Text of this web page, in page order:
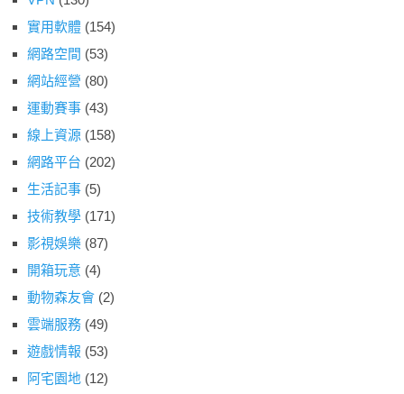
實用軟體 (154)
網路空間 (53)
網站經營 (80)
運動賽事 (43)
線上資源 (158)
網路平台 (202)
生活記事 (5)
技術教學 (171)
影視娛樂 (87)
開箱玩意 (4)
動物森友會 (2)
雲端服務 (49)
遊戲情報 (53)
阿宅園地 (12)